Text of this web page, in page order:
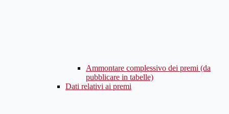
Ammontare complessivo dei premi (da
pubblicare in tabelle)
Dati relativi ai premi